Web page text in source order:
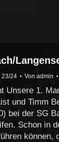
23/24 Von admin
Unsere 1.
und Timm
bei der SG
Schon in
können,